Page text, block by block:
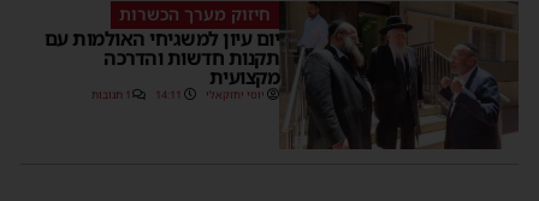
חיזוק מערך הכשרות
יום עיון למשגיחי האולמות עם
תקנות חדשות והדרכה
מקצועית
יוסי יחזקאלי 14:11 1 תגובות